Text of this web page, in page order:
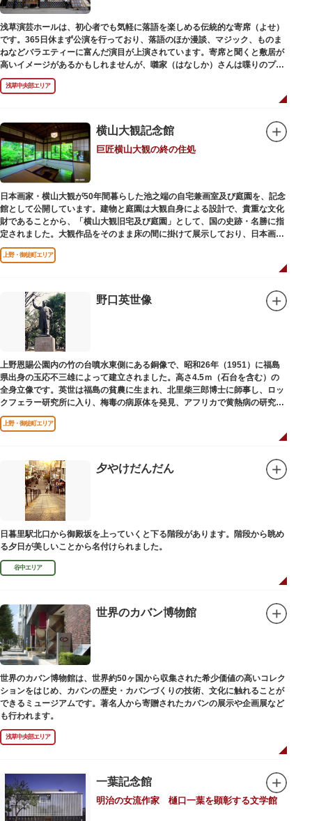
浅草演芸ホールは、初心者でも気軽に落語を楽しめる伝統的な寄席（よせ）
です。365日休まず公演を行っており、落語のほか漫談、マジック、ものま
ねなどバラエティーに富んだ演目が上演されています。寄席と聞くと敷居が
高いイメージがあるかもしれませんが、囃家（はなしか）さんは喋りのプ
ロ。すぐに巧みな話芸に引き込まれ、予備知識が無くても楽しめます。
ホール内で飲食できるのも魅力のひとつ。売店でお弁当やお菓子を買ってゆ
っくり番組を楽しんではいかがでしょう。数々の著名な落語家やお笑い芸人
浅草中央部エリア
横山大観記念館
巨匠横山大観の終の住処
日本画家・横山大観が50年間暮らした池之端の自宅兼画室及び庭園を、記念
館として公開しています。建物と庭園は大観自身による設計で、貴重な文化
財であることから、「横山大観旧宅及び庭園」として、国の史跡・名勝に指
定されました。大観作品をそのまま床の間に掛けて展示しており、日本画本
来の楽しみ方を体験できる貴重な空間です。
上野・御徒町エリア
野口英世像
上野恩賜公園内の竹の台噴水東側にある銅像で、昭和26年（1951）に福島
県出身の玉応不三雄によって建立されました。高さ4.5ｍ（石台を含む）の
全身立像です。英世は福島の貧農に生まれ、北里柴三郎博士に師事し、ロッ
クフェラー研究所に入り、梅毒の病原体を発見、アフリカで黄熱病の研究中
感染して、死去しました。
上野・御徒町エリア
夕やけだんだん
日暮里駅北口から御殿坂を上っていくと下る階段があります。階段から眺め
る夕日が美しいことから名付けられました。
谷中エリア
世界のカバン博物館
世界のカバン博物館は、世界約50ヶ国から収集された希少価値の高いコレク
ションをはじめ、カバンの歴史・カバンづくりの技術、文化に触れることが
できるミュージアムです。著名人から寄贈されたカバンの展示や企画展など
も行われます。
浅草中央部エリア
一葉記念館
明治の女流作家 樋口一葉を顕彰する文学館